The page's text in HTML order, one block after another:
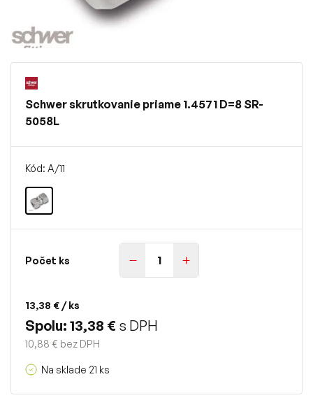
Schwer skrutkovanie priame 1.4571 D=8 SR-
5058L
Kód: A/11
Počet ks
13,38 € / ks
Spolu: 13,38 € s DPH
10,88 € bez DPH
Na sklade 21 ks